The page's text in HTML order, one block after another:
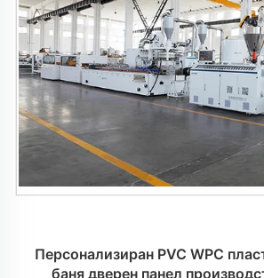
Персонализиран PVC WPC
баня дверен панел